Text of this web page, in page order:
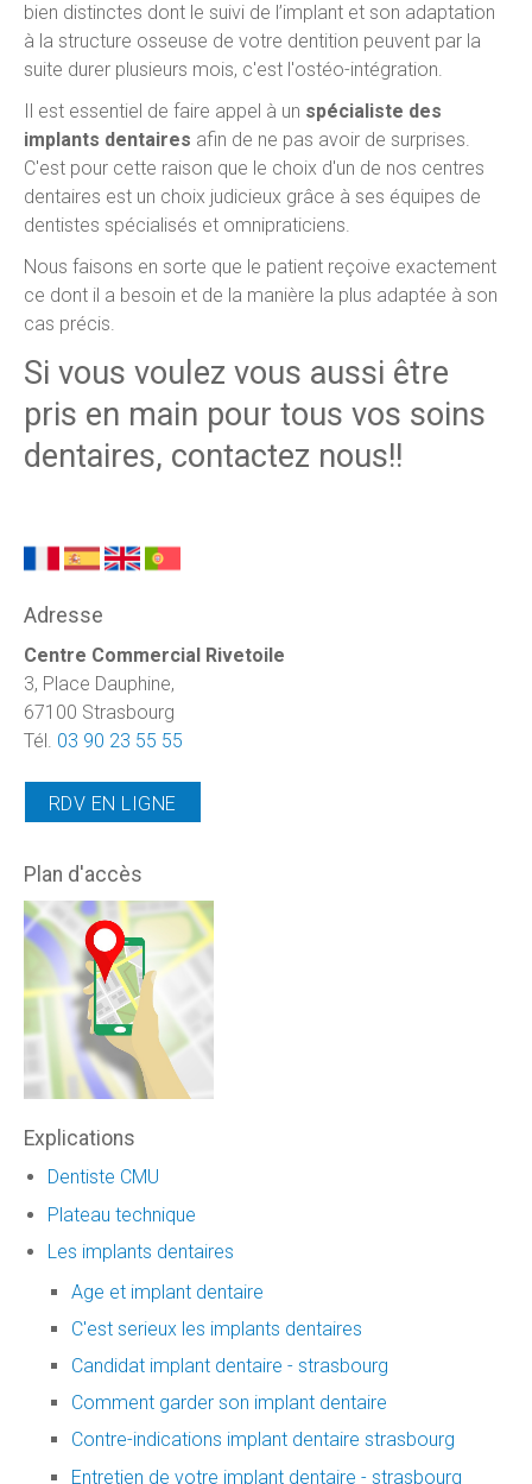
bien distinctes dont le suivi de l’implant et son adaptation
à la structure osseuse de votre dentition peuvent par la
suite durer plusieurs mois, c'est l'ostéo-intégration.
Il est essentiel de faire appel à un spécialiste des
implants dentaires afin de ne pas avoir de surprises.
C'est pour cette raison que le choix d'un de nos centres
dentaires est un choix judicieux grâce à ses équipes de
dentistes spécialisés et omnipraticiens.
Nous faisons en sorte que le patient reçoive exactement
ce dont il a besoin et de la manière la plus adaptée à son
cas précis.
Si vous voulez vous aussi être
pris en main pour tous vos soins
dentaires, contactez nous!!
Adresse
Centre Commercial Rivetoile
3, Place Dauphine,
67100 Strasbourg
Tél. 03 90 23 55 55
RDV EN LIGNE
Plan d'accès
Explications
Dentiste CMU
Plateau technique
Les implants dentaires
Age et implant dentaire
C'est serieux les implants dentaires
Candidat implant dentaire - strasbourg
Comment garder son implant dentaire
Contre-indications implant dentaire strasbourg
Entretien de votre implant dentaire - strasbourg